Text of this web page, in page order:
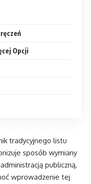
Opcji
tradycyjnego listu
sposób wymiany
publiczną,
wprowadzenie tej